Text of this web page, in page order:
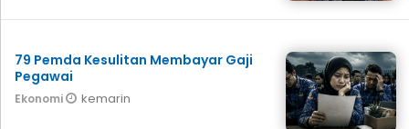
79 Pemda Kesulitan Membayar Gaji
Pegawai
Ekonomi kemarin